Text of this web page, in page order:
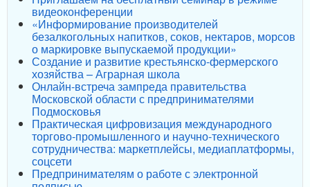
видеоконференции
«Информирование производителей
безалкогольных напитков, соков, нектаров, морсов
о маркировке выпускаемой продукции»
Создание и развитие крестьянско-фермерского
хозяйства – Аграрная школа
Онлайн-встреча зампреда правительства
Московской области с предпринимателями
Подмосковья
Практическая цифровизация международного
торгово-промышленного и научно-технического
сотрудничества: маркетплейсы, медиаплатформы,
соцсети
Предпринимателям о работе с электронной